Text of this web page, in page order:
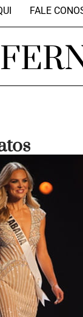
FALE